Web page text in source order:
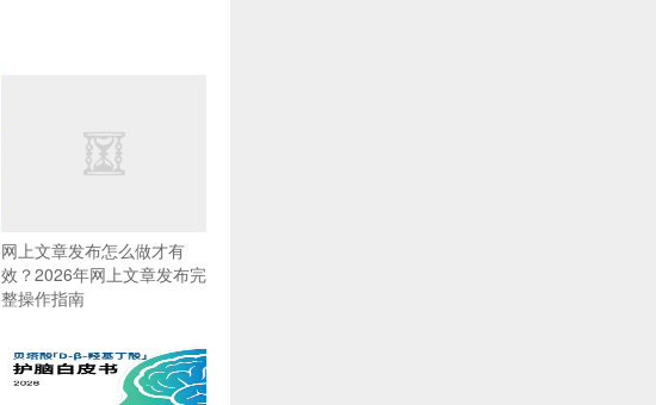
网上文章发布怎么做才有
效？2026年网上文章发布完
整操作指南